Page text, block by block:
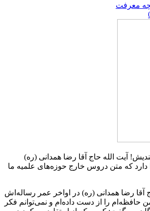
معرفت
آیت الله حاج آقا رضا همدانی (ره)
دارد که متن دروس خارج حوزه‌های علمیه ما
آقا رضا همدانی (ره) در اواخر عمر رساله‌اش
حافظه‌ام را از دست داده‌ام و نمی‌توانم فکر